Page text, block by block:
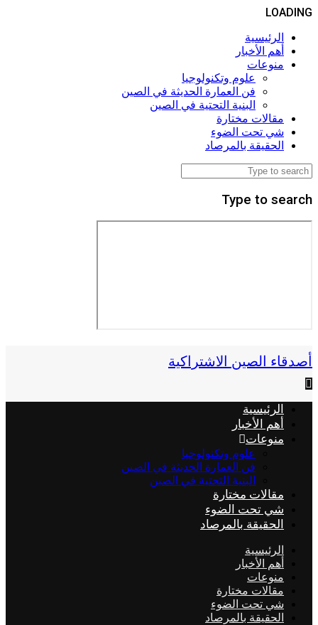
LOADING
الرئيسية
أهم الأخبار
منوعات
علوم وتكنولوجيا
فن العمارة الحديثة في الصين
البنية التحتية في الصين
مقالات مختارة
شي تحت الضوء
الحقيقة بالمرصاد
Type to search
أصدقاء الصين الاشتراكية
الرئيسية
أهم الأخبار
منوعات
علوم وتكنولوجيا
فن العمارة الحديثة في الصين
البنية التحتية في الصين
مقالات مختارة
شي تحت الضوء
الحقيقة بالمرصاد
الرئيسية
أهم الأخبار
منوعات
مقالات مختارة
شي تحت الضوء
الحقيقة بالمرصاد